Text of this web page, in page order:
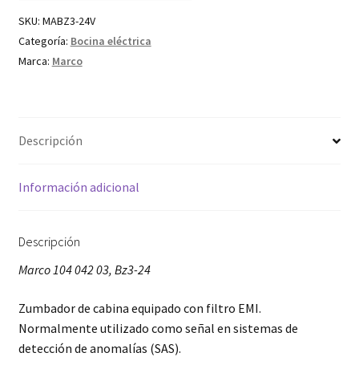
SKU: MABZ3-24V
Categoría: Bocina eléctrica
Marca: Marco
Descripción
Información adicional
Descripción
Marco 104 042 03, Bz3-24
Zumbador de cabina equipado con filtro EMI.
Normalmente utilizado como señal en sistemas de
detección de anomalías (SAS).